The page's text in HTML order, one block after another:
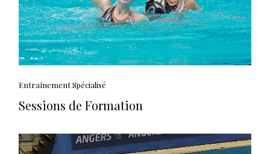
Entraînement Spécialisé
Sessions de Formation